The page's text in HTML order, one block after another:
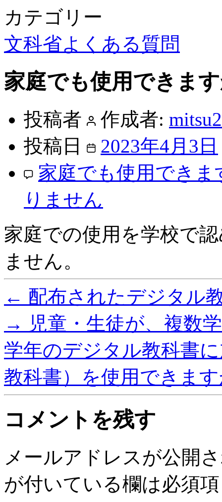
カテゴリー
文科省よくある質問
家庭でも使用できま
投稿者 作成者:
投稿日
2023年4月3日
家庭でも使用できま
りません
家庭での使用を学校で
ません。
← 配布されたデジタル
→ 児童・生徒が、複数
学年のデジタル教科書
教科書）を使用できま
コメントを残す
メールアドレスが公開
が付いている欄は必須